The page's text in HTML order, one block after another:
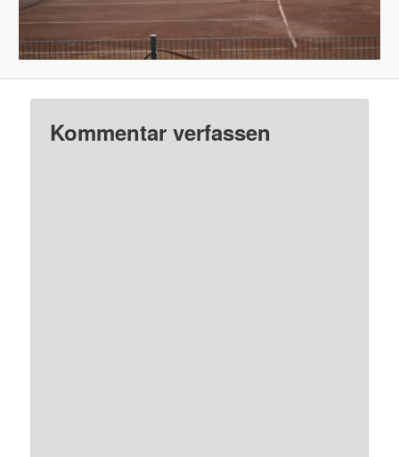
Kommentar verfassen